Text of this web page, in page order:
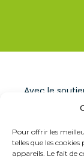
Pour offrir les
telles que les
appareils. Le fait de
Avec le